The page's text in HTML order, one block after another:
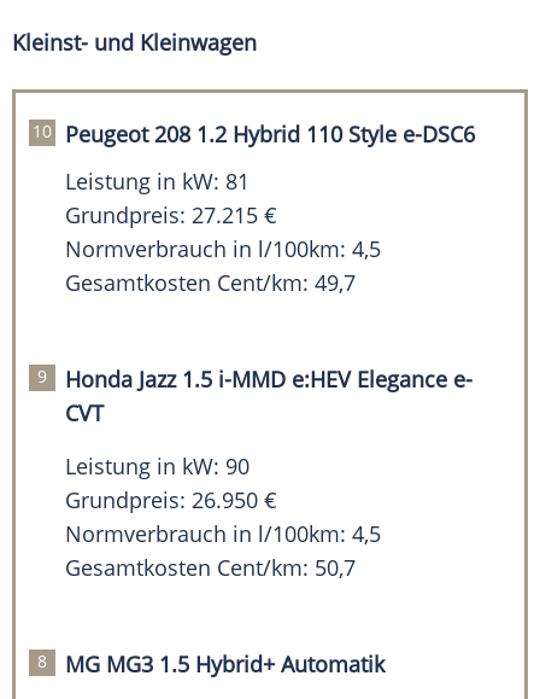
Kleinst- und Kleinwagen
Peugeot 208 1.2 Hybrid 110 Style e-DSC6
Leistung in kW: 81
Grundpreis: 27.215 €
Normverbrauch in l/100km: 4,5
Gesamtkosten Cent/km: 49,7
Honda Jazz 1.5 i-MMD e:HEV Elegance e-
CVT
Leistung in kW: 90
Grundpreis: 26.950 €
Normverbrauch in l/100km: 4,5
Gesamtkosten Cent/km: 50,7
MG MG3 1.5 Hybrid+ Automatik